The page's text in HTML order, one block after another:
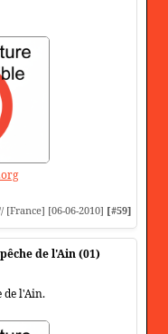
[France] [06-06-2010] [#59]
de l'Ain (01)
de l'Ain.